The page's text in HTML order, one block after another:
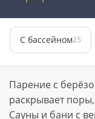
С бассейном25
Парение с
раскрывает
Сауны и бани с